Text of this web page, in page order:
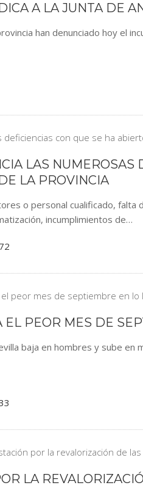
A LA JUNTA DE
han denunciado hoy el
LAS NUMEROSAS
LA PROVINCIA
o personal cualificado,
incumplimientos de…
EL PEOR MES DE
baja en hombres y sube
LA